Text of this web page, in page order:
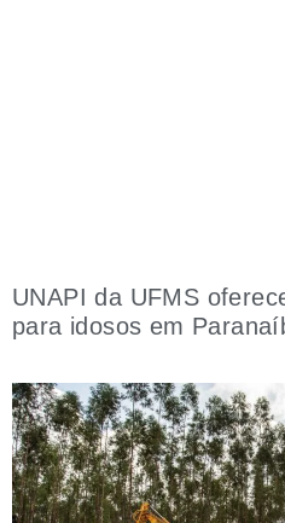
UNAPI da UFMS
para idosos em